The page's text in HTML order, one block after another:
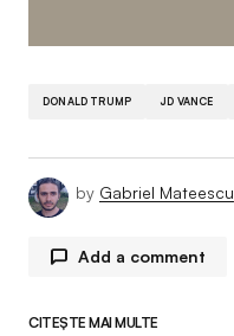
DONALD TRUMP JD VANCE
by Gabriel Mateescu
Add a comment
CITEȘTE MAI MULTE